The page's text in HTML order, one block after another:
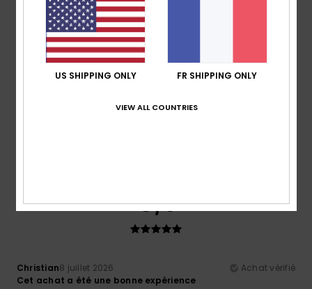
4
5/5
Christian8 juillet 2026
Achat vérifié
Cet achat a été une bonne expérience
US SHIPPING ONLY FR SHIPPING ONLY
VIEW ALL COUNTRIES